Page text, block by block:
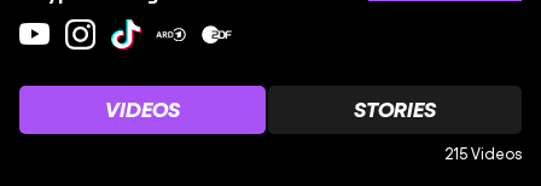
VIDEOS STORIES
215 Videos